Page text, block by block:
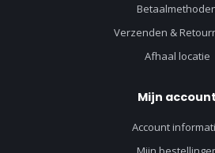
Verzenden &
Afhaal locatie
Mijn account
Account